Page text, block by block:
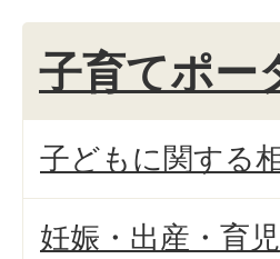
子育てポー
子どもに関する
妊娠・出産・育児